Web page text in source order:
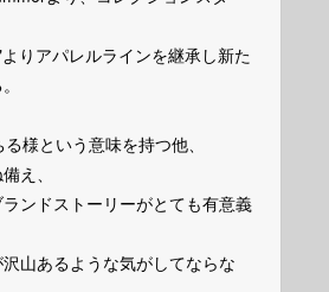
りアパレルラインを継承し新た
様という意味を持つ他、
え、
ンドストーリーがとても有意義
山あるような気がしてならな